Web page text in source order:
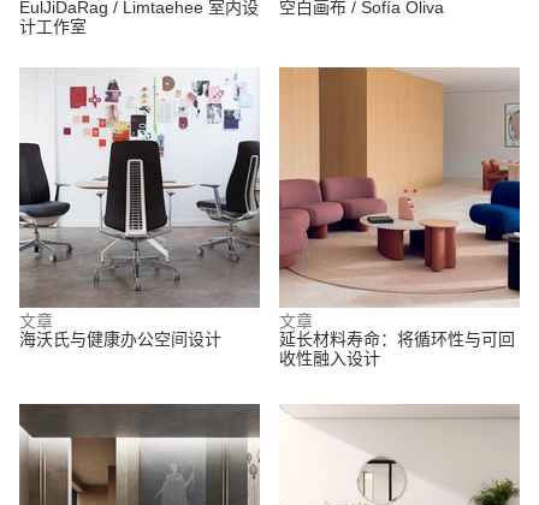
EulJiDaRag / Limtaehee 室内设
计工作室
空白画布 / Sofía Oliva
文章
海沃氏与健康办公空间设计
文章
延长材料寿命：将循环性与可回
收性融入设计